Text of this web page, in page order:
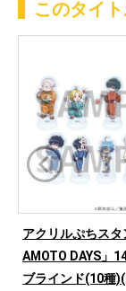
このタイ
アクリルぷちスタ
AMOTO DAYS」
ブラインド(10種